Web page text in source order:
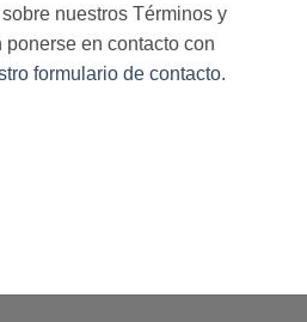
nuestros Términos y
en contacto con
formulario de contacto.